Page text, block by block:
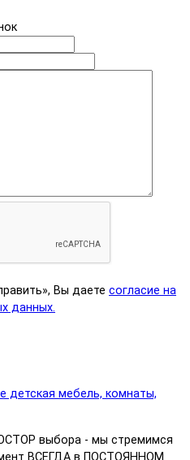
Вы даете согласие на
данных.
выбора - мы стремимся
ВСЕГДА в ПОСТОЯННОМ